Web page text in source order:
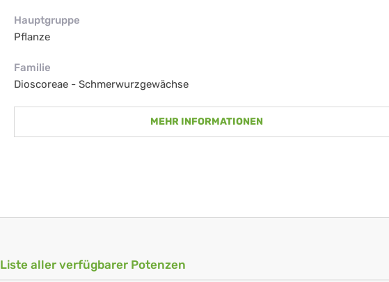
Hauptgruppe
Pflanze
Familie
Dioscoreae - Schmerwurzgewächse
MEHR INFORMATIONEN
Liste aller verfügbarer Potenzen